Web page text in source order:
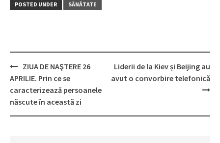
POSTED UNDER SĂNĂTATE
Post
navigation
ZIUA DE NAŞTERE 26
APRILIE. Prin ce se
caracterizează persoanele
născute în această zi
Liderii de la Kiev și Beijing au
avut o convorbire telefonică